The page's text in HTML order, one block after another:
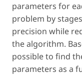
parameters for
problem by
precision while
the algorithm.
possible to find
parameters as a